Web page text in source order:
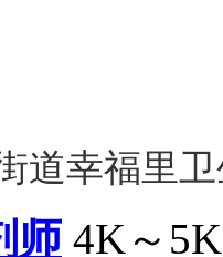
道幸福里
师 4K～5K